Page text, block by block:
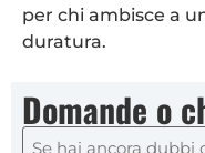
per chi ambisce a
duratura.
Domande o